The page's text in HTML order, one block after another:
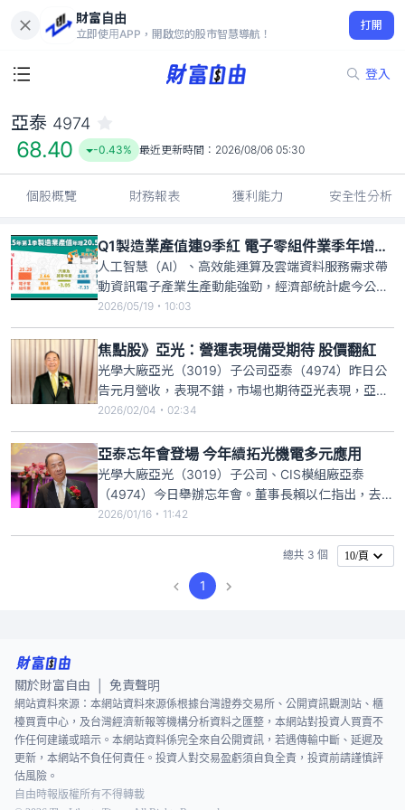
財富自由
立即使用APP，開啟您的股市智慧導航！
打開
登入
68.40
-0.43%
亞泰 4974
68.40 -0.43% 最近更新時間： 2026/08/06 05:30
個股概覽 財務報表 獲利能力 安全性分析
Q1製造業產值連9季紅 電子零組件業季年增25％
人工智慧（AI）、高效能運算及雲端資料服務需求帶
動資訊電子產業生產動能強勁，經濟部統計處今公
布，今年第1季製造業產值5兆9510億元，季年增
20.58%，也是連續9季正成長。其中，電子零組件業
產值2兆1779億元，季年增25.29%。統計處說明，AI
需求暢旺，推升資訊電子產業生產動能，但部分傳統
產業
2026/05/19・10:03
焦點股》亞光：營運表現備受期待 股價翻紅
光學大廠亞光（3019）子公司亞泰（4974）昨日公
告元月營收，表現不錯，市場也期待亞光表現，亞光
今日股價在早盤就由黑翻紅走高，最高漲逾5%，高低
振幅逾8%，近10時10分，亞光股價上漲3元或
1.89%，暫報161.5元，成交量近2萬張。亞光董事長
賴以仁日前指出，今年亞光數位相機出貨量預估至少
400
2026/02/04・02:34
亞泰忘年會登場 今年續拓光機電多元應用
光學大廠亞光（3019）子公司、CIS模組廠亞泰
（4974）今日舉辦忘年會。董事長賴以仁指出，去年
亞泰獲利穩健，今年並將持續聚焦核心影像感測技
術，應用光機電整合能力，積極拓展產品多元應用，
持續開創新的成長動能；同時，全面強化品質、成本
管控及生產效率，將創造最大營運效益。
2026/01/16・11:42
總共 3 個 10/頁
1
關於財富自由 免責聲明
網站資料來源：本網站資料來源係根據台灣證券交易所、公開資訊觀測站、櫃
檯買賣中心，及台灣經濟新報等機構分析資料之匯整，本網站對投資人買賣不
作任何建議或暗示。本網站資料係完全來自公開資訊，若遇傳輸中斷、延遲及
更新，本網站不負任何責任。投資人對交易盈虧須自負全責，投資前請謹慎評
估風險。
自由時報版權所有不得轉載